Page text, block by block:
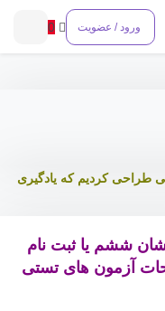
ورود / عضویت 0
طراحی کردیم که یادگیری
ششم یا ثبت نام
آزمون های تستی